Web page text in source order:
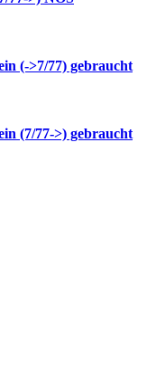
(->7/77) gebraucht
(7/77->) gebraucht